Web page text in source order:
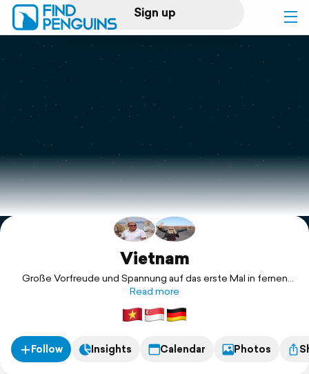
Sign up
Log in
Print a book
Flyover video
Explore
Vietnam
Große Vorfreude und Spannung auf das erste Mal in fernen
Osten. Aber auch ein seltsames Gefühl, da ich seinerzeit den
jahrelangen Krieg in Vietnam noch (aus der Ferne)
mitbekommen habe.
Read more
Follow Insights Calendar Photos